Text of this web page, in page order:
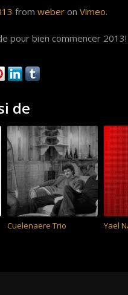
from weber on Vimeo.
pour bien commencer
de
Cuelenaere Trio Yael